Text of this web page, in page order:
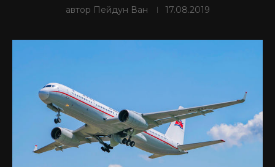
автор Пейдун Ван 17.08.2019